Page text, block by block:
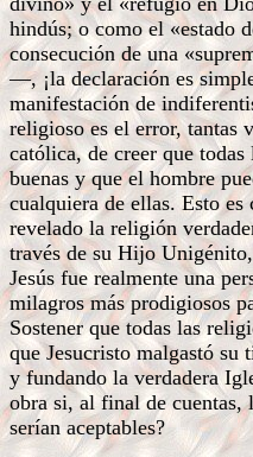
hindús; o como el «estado
consecución de una
—, ¡la declaración es
manifestación de
religioso es el error, tantas
católica, de creer que
buenas y que el hombre
cualquiera de ellas. Esto
revelado la religión
través de su Hijo
Jesús fue realmente una
milagros más prodigiosos
Sostener que todas las
que Jesucristo malgastó su
y fundando la verdadera
obra si, al final de cuentas,
serían aceptables?